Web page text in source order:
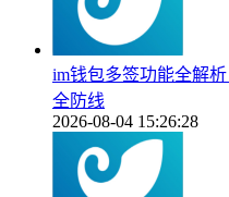
im钱包多签功能全解
全防线
2026-08-04 15:26:28